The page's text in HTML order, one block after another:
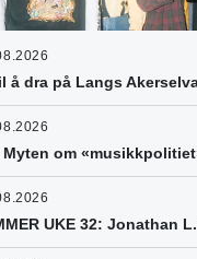
å dra på Langs
Myten om
UKE 32: Jonathan